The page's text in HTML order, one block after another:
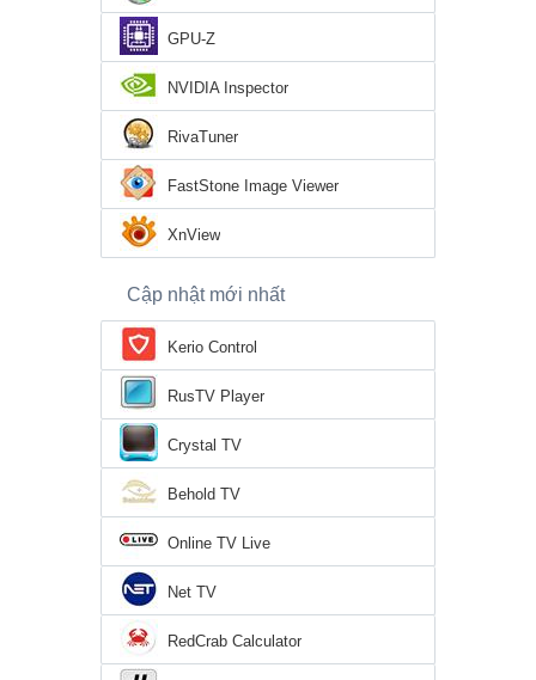
GPU-Z
NVIDIA Inspector
RivaTuner
FastStone Image Viewer
XnView
Cập nhật mới nhất
Kerio Control
RusTV Player
Crystal TV
Behold TV
Online TV Live
Net TV
RedCrab Calculator